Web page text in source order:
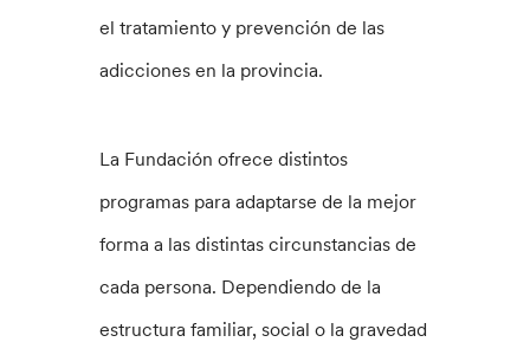
el tratamiento y prevención de las
adicciones en la provincia.
La Fundación ofrece distintos
programas para adaptarse de la mejor
forma a las distintas circunstancias de
cada persona. Dependiendo de la
estructura familiar, social o la gravedad